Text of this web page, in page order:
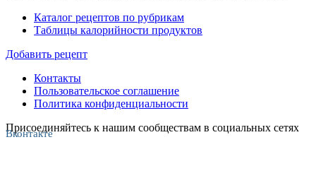
Каталог рецептов по рубрикам
Таблицы калорийности продуктов
Добавить рецепт
Контакты
Пользовательское соглашение
Политика конфиденциальности
Присоединяйтесь к нашим сообществам в социальных сетях
Вконтакте